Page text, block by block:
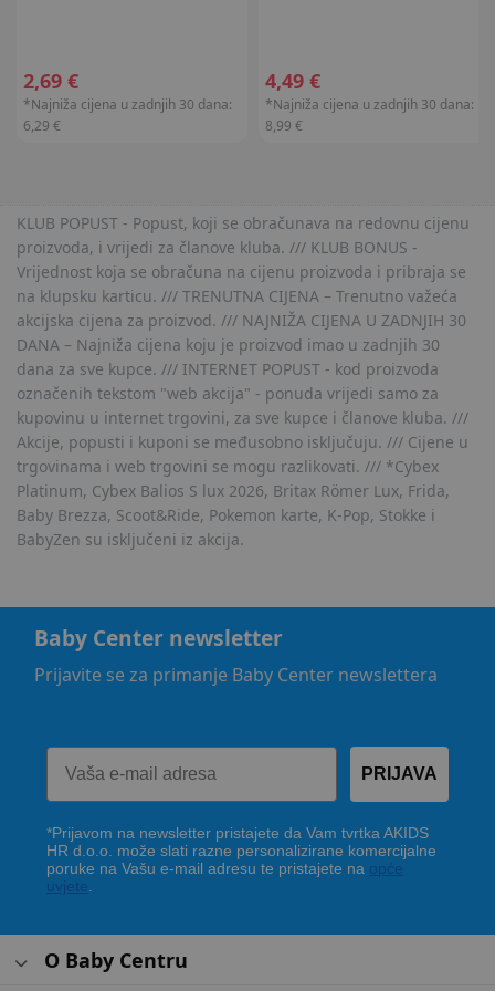
2,69 €
*Najniža cijena u zadnjih 30 dana:
6,29 €
4,49 €
*Najniža cijena u zadnjih 30 dana:
8,99 €
KLUB POPUST - Popust, koji se obračunava na redovnu cijenu
proizvoda, i vrijedi za članove kluba. /// KLUB BONUS -
Vrijednost koja se obračuna na cijenu proizvoda i pribraja se
na klupsku karticu. /// TRENUTNA CIJENA – Trenutno važeća
akcijska cijena za proizvod. /// NAJNIŽA CIJENA U ZADNJIH 30
DANA – Najniža cijena koju je proizvod imao u zadnjih 30
dana za sve kupce. /// INTERNET POPUST - kod proizvoda
označenih tekstom "web akcija" - ponuda vrijedi samo za
kupovinu u internet trgovini, za sve kupce i članove kluba. ///
Akcije, popusti i kuponi se međusobno isključuju. /// Cijene u
trgovinama i web trgovini se mogu razlikovati. /// *Cybex
Platinum, Cybex Balios S lux 2026, Britax Römer Lux, Frida,
Baby Brezza, Scoot&Ride, Pokemon karte, K-Pop, Stokke i
BabyZen su isključeni iz akcija.
Baby Center newsletter
Prijavite se za primanje Baby Center newslettera
PRIJAVA
*Prijavom na newsletter pristajete da Vam tvrtka AKIDS
HR d.o.o. može slati razne personalizirane komercijalne
poruke na Vašu e-mail adresu te pristajete na opće
uvjete
O Baby Centru